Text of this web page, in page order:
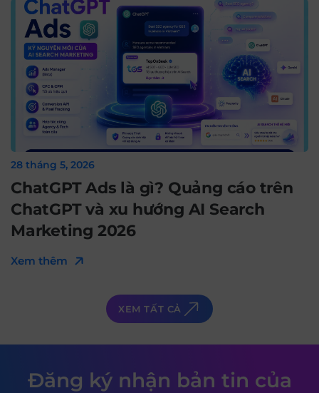
28 tháng 5, 2026
ChatGPT Ads là gì? Quảng cáo trên
ChatGPT và xu hướng AI Search
Marketing 2026
Xem thêm
XEM TẤT CẢ
Đăng ký nhận bản tin của